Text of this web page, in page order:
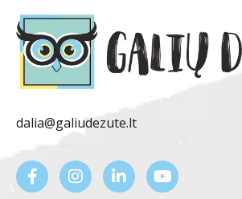
dalia@galiudezute.lt